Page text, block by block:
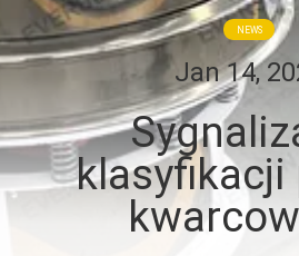
O
NAS
WYCIECZKA
PO
FABRYCE
NEWS
Jan 14,
klasyfikacji